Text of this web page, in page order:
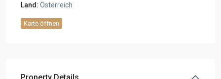
Land: Österreich
Karte öffnen